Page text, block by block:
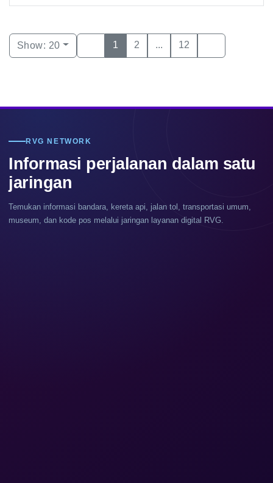
Show: 20 1 2 ... 12
RVG NETWORK
Informasi perjalanan dalam satu
jaringan
Temukan informasi bandara, kereta api, jalan tol, transportasi umum,
museum, dan kode pos melalui jaringan layanan digital RVG.